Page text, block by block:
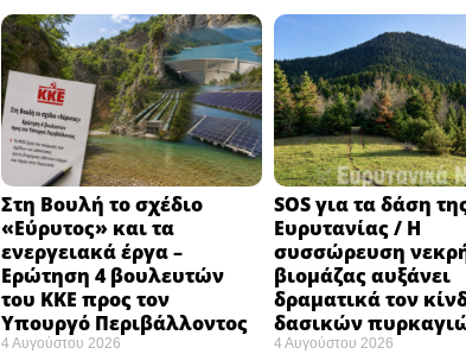
Στη Βουλή το σχέδιο
«Εύρυτος» και τα
ενεργειακά έργα –
Ερώτηση 4 βουλευτών
του ΚΚΕ προς τον
Υπουργό Περιβάλλοντος
4 Αυγούστου 2026
SOS για τα δάση
Ευρυτανίας / Η
συσσώρευση
βιομάζας αυξάνει
δραματικά τον
δασικών
4 Αυγούστου 2026